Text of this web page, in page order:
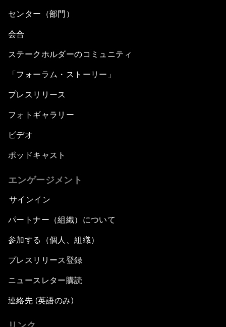
センター（部門）
会合
ステークホルダーのコミュニティ
「フォーラム・ストーリー」
プレスリリース
フォトギャラリー
ビデオ
ポッドキャスト
エンゲージメント
サインイン
パートナー（組織）について
参加する（個人、組織）
プレスリリース登録
ニュースレター購読
連絡先 (英語のみ)